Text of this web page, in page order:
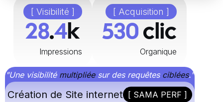
[ Visibilité ]
48.8k
Impressions
[ Acquisition ]
896 clic
Organique
"Une visibilité multipliéesur des requêtes ciblées."
Création de Site internet [ SAMA PERF ]